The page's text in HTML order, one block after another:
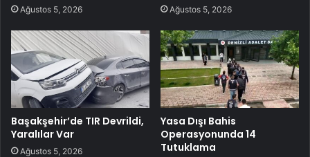
Ağustos 5, 2026 Ağustos 5, 2026
Başakşehir’de TIR Devrildi,
Yaralılar Var
Ağustos 5, 2026
Yasa Dışı Bahis
Operasyonunda 14
Tutuklama